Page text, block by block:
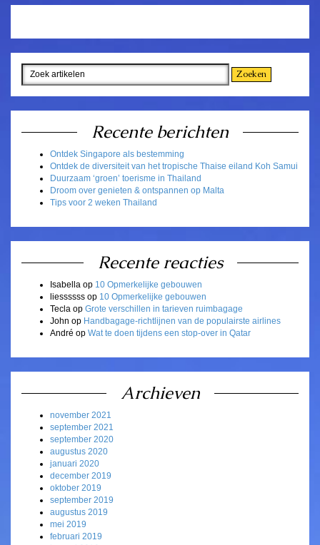
Recente berichten
Ontdek Singapore als bestemming
Ontdek de diversiteit van het tropische Thaise eiland Koh Samui
Duurzaam ‘groen’ toerisme in Thailand
Droom over genieten & ontspannen op Malta
Tips voor 2 weken Thailand
Recente reacties
Isabella op 10 Opmerkelijke gebouwen
liessssss op 10 Opmerkelijke gebouwen
Tecla op Grote verschillen in tarieven ruimbagage
John op Handbagage-richtlijnen van de populairste airlines
André op Wat te doen tijdens een stop-over in Qatar
Archieven
november 2021
september 2021
september 2020
augustus 2020
januari 2020
december 2019
oktober 2019
september 2019
augustus 2019
mei 2019
februari 2019